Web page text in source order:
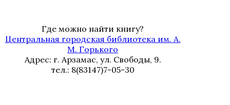
Где можно найти книгу?
Центральная городская библиотека им. А.
М. Горького
Адрес: г. Арзамас, ул. Свободы, 9.
тел.: 8(83147)7-05-30